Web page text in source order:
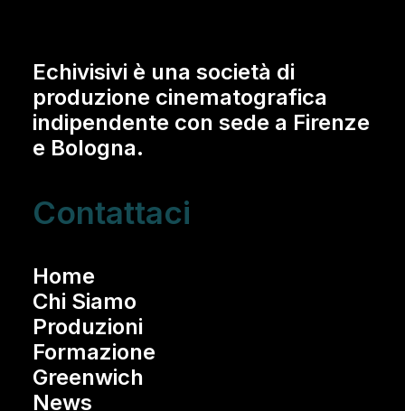
Home
Chi Siamo
Produzioni
Formazione
Greenwich
News
Echivisivi è una società di
produzione cinematografica
indipendente con sede a Firenze
e Bologna.
Contattaci